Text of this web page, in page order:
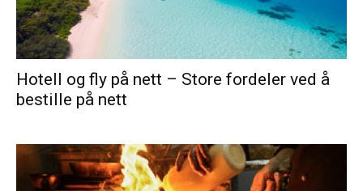
Hotell og fly på nett – Store fordeler ved å
bestille på nett